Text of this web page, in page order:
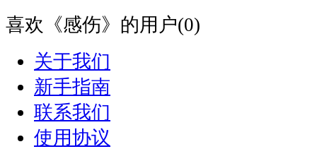
喜欢《感伤》的用户(0)
关于我们
新手指南
联系我们
使用协议